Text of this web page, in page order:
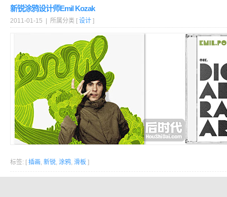
新锐涂鸦设计师Emil Kozak
2011-01-15 | 所属分类 [ 设计 ]
标签: [ 插画, 新锐, 涂鸦, 滑板 ]